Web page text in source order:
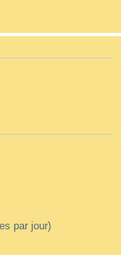
par jour)